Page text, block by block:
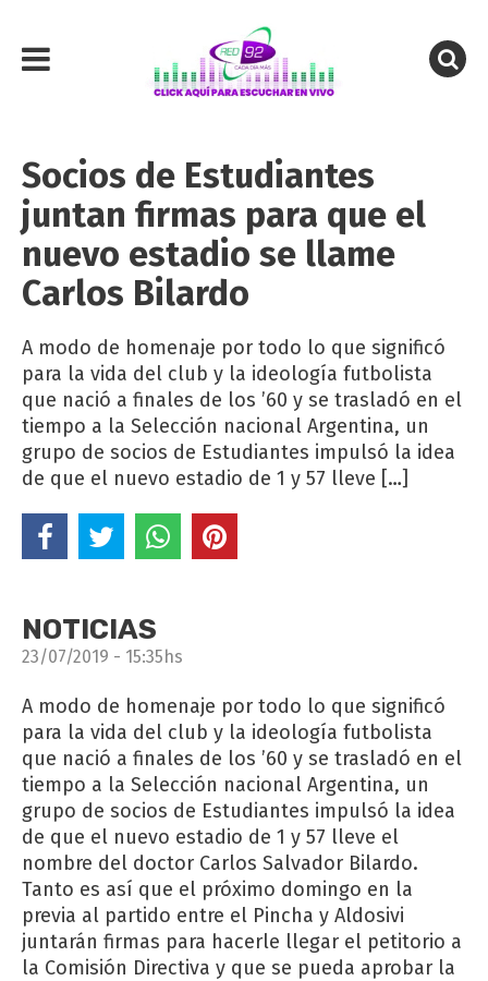
Socios de Estudiantes
juntan firmas para que el
nuevo estadio se llame
Carlos Bilardo
A modo de homenaje por todo lo que significó
para la vida del club y la ideología futbolista
que nació a finales de los ’60 y se trasladó en el
tiempo a la Selección nacional Argentina, un
grupo de socios de Estudiantes impulsó la idea
de que el nuevo estadio de 1 y 57 lleve […]
NOTICIAS
23/07/2019 - 15:35hs
A modo de homenaje por todo lo que significó
para la vida del club y la ideología futbolista
que nació a finales de los ’60 y se trasladó en el
tiempo a la Selección nacional Argentina, un
grupo de socios de Estudiantes impulsó la idea
de que el nuevo estadio de 1 y 57 lleve el
nombre del doctor Carlos Salvador Bilardo.
Tanto es así que el próximo domingo en la
previa al partido entre el Pincha y Aldosivi
juntarán firmas para hacerle llegar el petitorio a
la Comisión Directiva y que se pueda aprobar la